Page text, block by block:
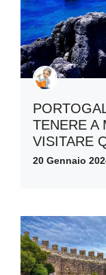
TENERE A
VISITARE
20 Gennaio